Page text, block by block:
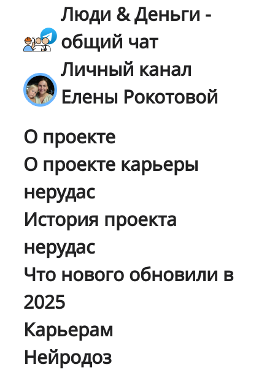
Люди & Деньги -
общий чат
Личный канал
Елены Рокотовой
О проекте
О проекте карьеры
нерудас
История проекта
нерудас
Что нового обновили в
2025
Карьерам
Нейродоз